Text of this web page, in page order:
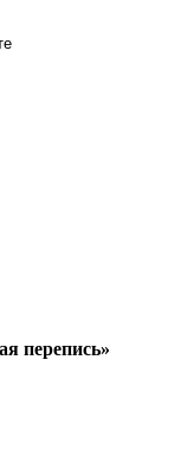
перепись»